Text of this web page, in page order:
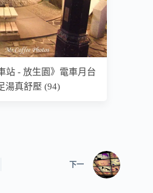
站 - 放生園》電車月台
湯真舒壓 (94)
下一